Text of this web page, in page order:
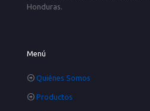
Honduras.
Menú
Quiénes Somos
Productos